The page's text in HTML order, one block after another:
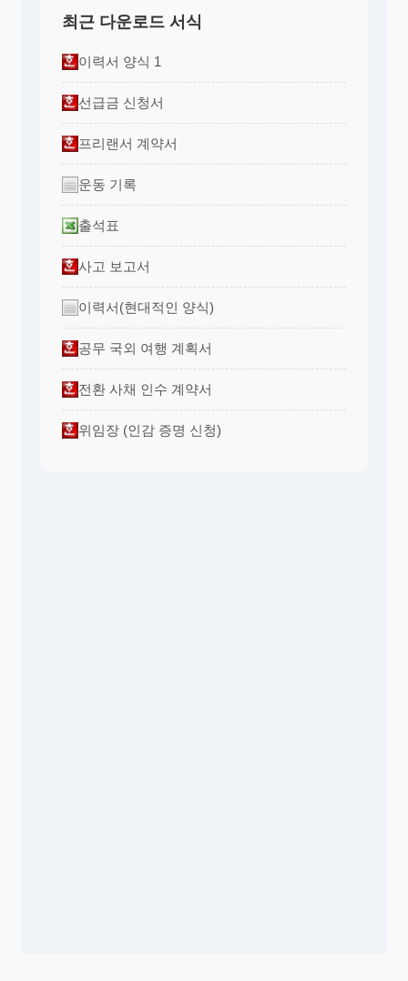
최근 다운로드 서식
이력서 양식 1
선급금 신청서
프리랜서 계약서
운동 기록
출석표
사고 보고서
이력서(현대적인 양식)
공무 국외 여행 계획서
전환 사채 인수 계약서
위임장 (인감 증명 신청)